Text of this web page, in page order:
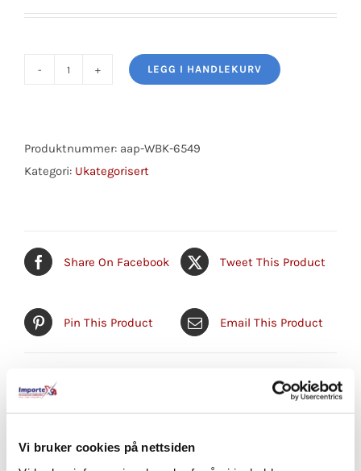
Vi bruker cookies på nettsiden
antall
LEGG I HANDLEKURV
Produktnummer: aap-WBK-6549
Kategori: Ukategorisert
Share On Facebook Tweet This Product
Pin This Product Email This Product
Relaterte produkter